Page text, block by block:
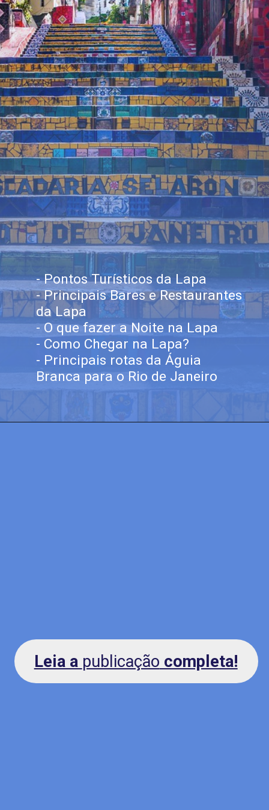
- Pontos Turísticos da Lapa
- Principais Bares e Restaurantes
da Lapa
- O que fazer a Noite na Lapa
- Como Chegar na Lapa?
- Principais rotas da Águia
Branca para o Rio de Janeiro
Leia a publicação completa!